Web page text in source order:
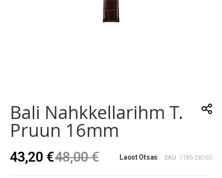
beginning
of
the
images
Bali Nahkkellarihm T.
Pruun 16mm
43,20 €48,00 € Laost Otsas SKU 1185-28165